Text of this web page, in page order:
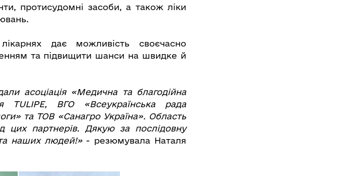
протисудомні засоби, а також ліки
дає можливість своєчасно
та підвищити шанси на швидке й
асоціація «Медична та благодійна
TULIPE, ВГО «Всеукраїнська рада
та ТОВ «Санагро Україна». Область
партнерів. Дякую за послідовну
та наших людей!»- резюмувала Наталя